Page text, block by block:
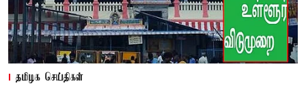
தமிழக செய்திகள்